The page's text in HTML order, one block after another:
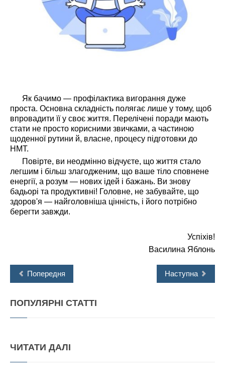
Як бачимо — профілактика вигорання дуже
проста. Основна складність полягає лише у тому, щоб
впровадити її у своє життя. Перелічені поради мають
стати не просто корисними звичками, а частиною
щоденної рутини й, власне, процесу підготовки до
НМТ.
Повірте, ви неодмінно відчуєте, що життя стало
легшим і більш злагодженим, що ваше тіло сповнене
енергії, а розум — нових ідей і бажань. Ви знову
бадьорі та продуктивні! Головне, не забувайте, що
здоров'я — найголовніша цінність, і його потрібно
берегти завжди.
Успіхів!
Василина Яблонь
Попередня Наступна
ПОПУЛЯРНІ СТАТТІ
ЧИТАТИ ДАЛІ